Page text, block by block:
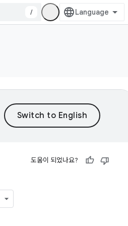
/
도움이 되었나요?